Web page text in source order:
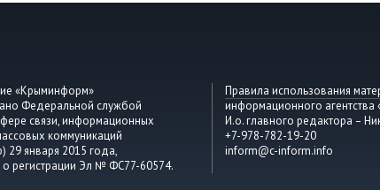
«Крыминформ»
Федеральной службой
связи, информационных
коммуникаций
29 января 2015 года,
о регистрации Эл № ФС77-60574.
Правила использования
информационного
И.о. главного редактора –
+7-978-782-19-20
inform@c-inform.info